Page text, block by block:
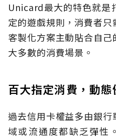
Unicard最大的特色就是
定的遊戲規則，消費者
客製化方案主動貼合自
大多數的消費場景。
百大指定消費，動
過去信用卡權益多由銀
域或流通度都缺乏彈性